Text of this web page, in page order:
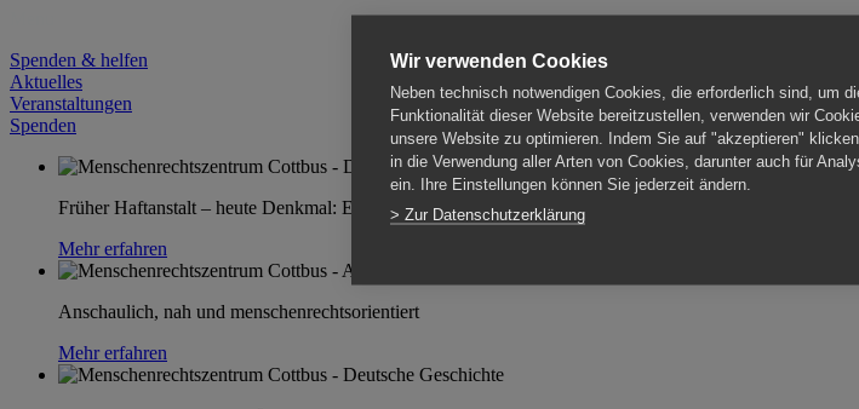
Spenden & helfen
Aktuelles
Veranstaltungen
Spenden
Früher Haftanstalt – heute Denkmal: Einen Ort im Wandel erleben
Mehr erfahren
Anschaulich, nah und menschenrechtsorientiert
Mehr erfahren
Wir verwenden Cookies
Neben technisch notwendigen Cookies, die erforderlich sind, um
Funktionalität dieser Website bereitzustellen, verwenden wir
unsere Website zu optimieren. Indem Sie auf "akzeptieren"
in die Verwendung aller Arten von Cookies, darunter auch für
ein. Ihre Einstellungen können Sie jederzeit ändern.
> Zur Datenschutzerklärung